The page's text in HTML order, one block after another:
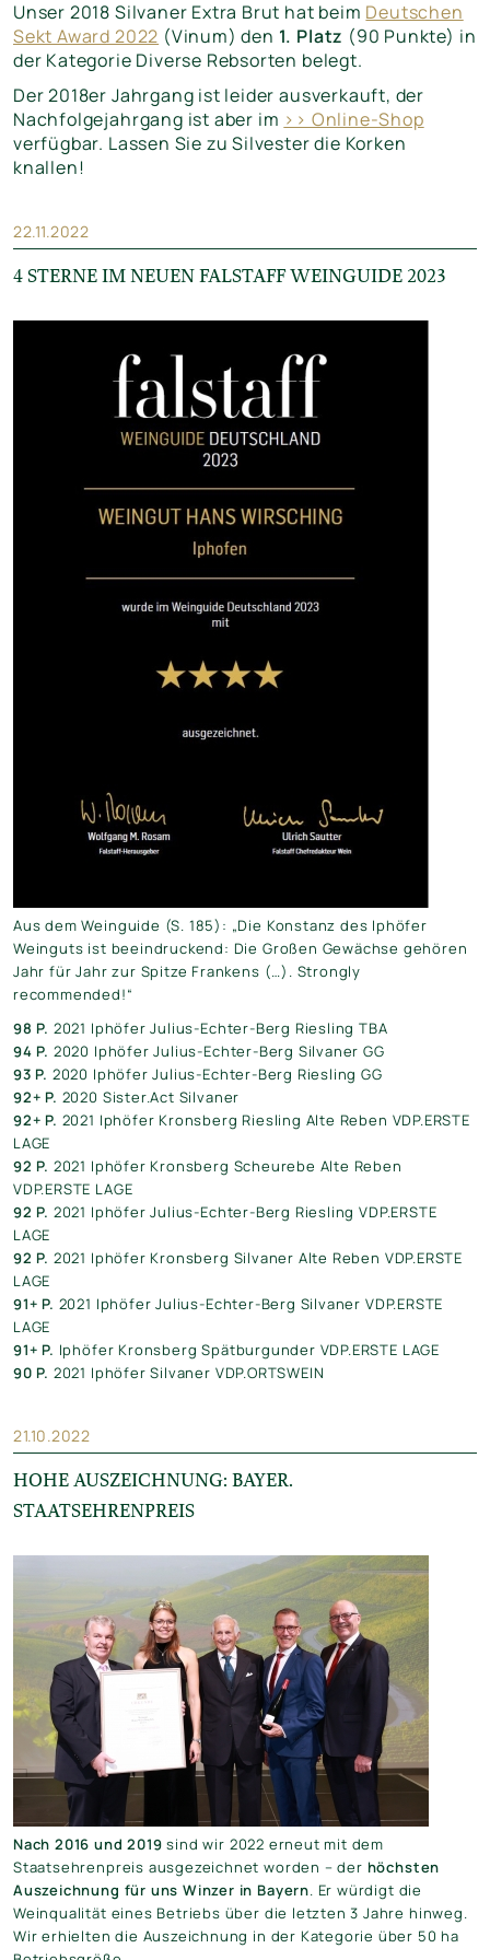
Unser 2018 Silvaner Extra Brut hat beim Deutschen
Sekt Award 2022 (Vinum) den 1. Platz (90 Punkte) in
der Kategorie Diverse Rebsorten belegt.
Der 2018er Jahrgang ist leider ausverkauft, der
Nachfolgejahrgang ist aber im >> Online-Shop
verfügbar. Lassen Sie zu Silvester die Korken
knallen!
22.11.2022
4 STERNE IM NEUEN FALSTAFF WEINGUIDE 2023
Aus dem Weinguide (S. 185): „Die Konstanz des Iphöfer
Weinguts ist beeindruckend: Die Großen Gewächse gehören
Jahr für Jahr zur Spitze Frankens (…). Strongly
recommended!“
98 P. 2021 Iphöfer Julius-Echter-Berg Riesling TBA
94 P. 2020 Iphöfer Julius-Echter-Berg Silvaner GG
93 P. 2020 Iphöfer Julius-Echter-Berg Riesling GG
92+ P. 2020 Sister.Act Silvaner
92+ P. 2021 Iphöfer Kronsberg Riesling Alte Reben VDP.ERSTE
LAGE
92 P. 2021 Iphöfer Kronsberg Scheurebe Alte Reben
VDP.ERSTE LAGE
92 P. 2021 Iphöfer Julius-Echter-Berg Riesling VDP.ERSTE
LAGE
92 P. 2021 Iphöfer Kronsberg Silvaner Alte Reben VDP.ERSTE
LAGE
91+ P. 2021 Iphöfer Julius-Echter-Berg Silvaner VDP.ERSTE
LAGE
91+ P. Iphöfer Kronsberg Spätburgunder VDP.ERSTE LAGE
90 P. 2021 Iphöfer Silvaner VDP.ORTSWEIN
21.10.2022
HOHE AUSZEICHNUNG: BAYER.
STAATSEHRENPREIS
Nach 2016 und 2019 sind wir 2022 erneut mit dem
Staatsehrenpreis ausgezeichnet worden – der höchsten
Auszeichnung für uns Winzer in Bayern. Er würdigt die
Weinqualität eines Betriebs über die letzten 3 Jahre hinweg.
Wir erhielten die Auszeichnung in der Kategorie über 50 ha